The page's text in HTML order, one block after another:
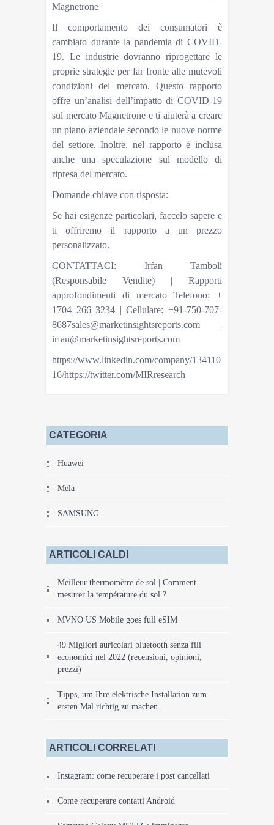
Magnetrone
Il comportamento dei consumatori è
cambiato durante la pandemia di COVID-
19. Le industrie dovranno riprogettare le
proprie strategie per far fronte alle mutevoli
condizioni del mercato. Questo rapporto
offre un’analisi dell’impatto di COVID-19
sul mercato Magnetrone e ti aiuterà a creare
un piano aziendale secondo le nuove norme
del settore. Inoltre, nel rapporto è inclusa
anche una speculazione sul modello di
ripresa del mercato.
Domande chiave con risposta:
Se hai esigenze particolari, faccelo sapere e
ti offriremo il rapporto a un prezzo
personalizzato.
CONTATTACI: Irfan Tamboli
(Responsabile Vendite) | Rapporti
approfondimenti di mercato Telefono: +
1704 266 3234 | Cellulare: +91-750-707-
8687sales@marketinsightsreports.com |
irfan@marketinsightsreports.com
https://www.linkedin.com/company/134110
16/https://twitter.com/MIRresearch
CATEGORIA
Huawei
Mela
SAMSUNG
ARTICOLI CALDI
Meilleur thermomètre de sol | Comment
mesurer la température du sol ?
MVNO US Mobile goes full eSIM
49 Migliori auricolari bluetooth senza fili
economici nel 2022 (recensioni, opinioni,
prezzi)
Tipps, um Ihre elektrische Installation zum
ersten Mal richtig zu machen
ARTICOLI CORRELATI
Instagram: come recuperare i post cancellati
Come recuperare contatti Android